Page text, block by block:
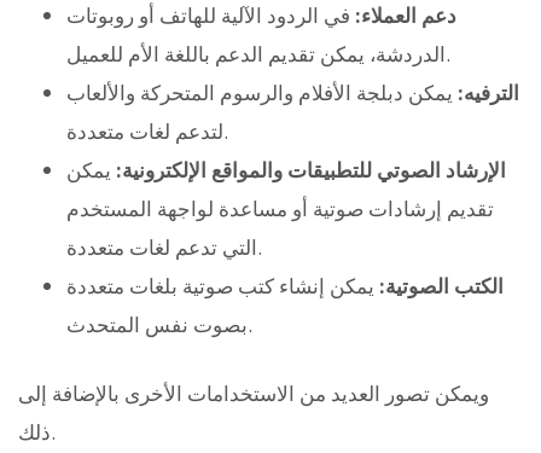
دعم العملاء: في الردود الآلية للهاتف أو روبوتات
الدردشة، يمكن تقديم الدعم باللغة الأم للعميل.
الترفيه: يمكن دبلجة الأفلام والرسوم المتحركة والألعاب
لتدعم لغات متعددة.
الإرشاد الصوتي للتطبيقات والمواقع الإلكترونية: يمكن
تقديم إرشادات صوتية أو مساعدة لواجهة المستخدم
التي تدعم لغات متعددة.
الكتب الصوتية: يمكن إنشاء كتب صوتية بلغات متعددة
بصوت نفس المتحدث.
ويمكن تصور العديد من الاستخدامات الأخرى بالإضافة إلى
ذلك.